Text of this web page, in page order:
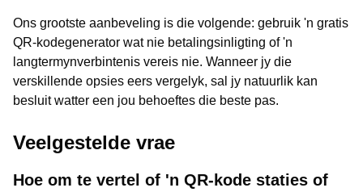
Ons grootste aanbeveling is die volgende: gebruik 'n gratis
QR-kodegenerator wat nie betalingsinligting of 'n
langtermynverbintenis vereis nie. Wanneer jy die
verskillende opsies eers vergelyk, sal jy natuurlik kan
besluit watter een jou behoeftes die beste pas.
Veelgestelde vrae
Hoe om te vertel of 'n QR-kode staties of